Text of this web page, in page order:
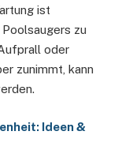
ist
zu
oder
zunimmt, kann
Ideen &